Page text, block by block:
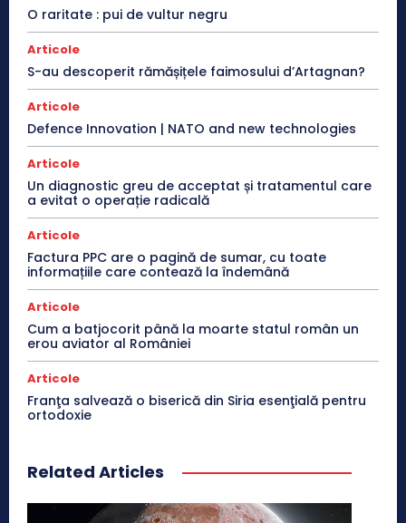
O raritate : pui de vultur negru
Articole
S-au descoperit rămășițele faimosului d’Artagnan?
Articole
Defence Innovation | NATO and new technologies
Articole
Un diagnostic greu de acceptat și tratamentul care
a evitat o operație radicală
Articole
Factura PPC are o pagină de sumar, cu toate
informațiile care contează la îndemână
Articole
Cum a batjocorit până la moarte statul român un
erou aviator al României
Articole
Franţa salvează o biserică din Siria esenţială pentru
ortodoxie
Related Articles